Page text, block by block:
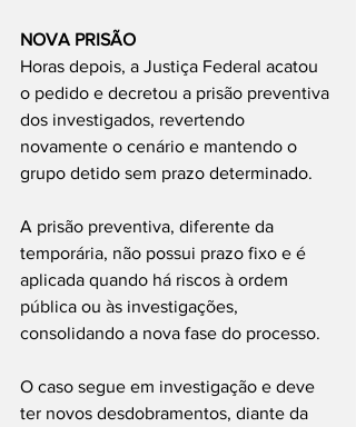
NOVA PRISÃO
Horas depois, a Justiça Federal acatou
o pedido e decretou a prisão preventiva
dos investigados, revertendo
novamente o cenário e mantendo o
grupo detido sem prazo determinado.
A prisão preventiva, diferente da
temporária, não possui prazo fixo e é
aplicada quando há riscos à ordem
pública ou às investigações,
consolidando a nova fase do processo.
O caso segue em investigação e deve
ter novos desdobramentos, diante da